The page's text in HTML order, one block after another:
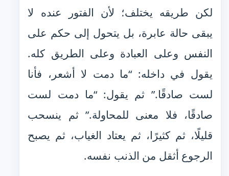
لكن طريقه يختلف؛ لأن الفتور عنده لا
يبقى حالة عابرة، بل يتحول إلى حكم على
النفس وعلى العبادة وعلى الطريق كله.
يقول في داخله: “ما دمت لا أشعر، فأنا
لست صادقًا.” ثم يقول: “ما دمت لست
صادقًا، فلا معنى للمحاولة.” ثم ينسحب
قليلًا، ثم كثيرًا، ثم يعتاد الغياب، ثم يصبح
الرجوع أثقل من الذنب نفسه.